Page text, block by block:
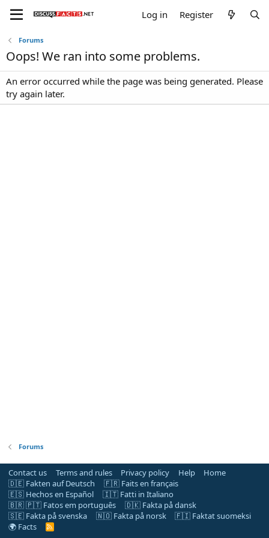
Log in Register
Forums
Oops! We ran into some problems.
An error occurred while the page was being generated. Please
try again later.
Forums
Contact us Terms and rules Privacy policy Help
Home
🇩🇪 Fakten auf Deutsch
🇫🇷 Faits en français
🇪🇸 Hechos en Español
🇮🇹 Fatti in Italiano
🇧🇷 🇵🇹 Fatos em português
🇩🇰 Fakta på dansk
🇸🇪 Fakta på svenska
🇳🇴 Fakta på norsk
🇫🇮 Faktat suomeksi
🌍 Facts
R